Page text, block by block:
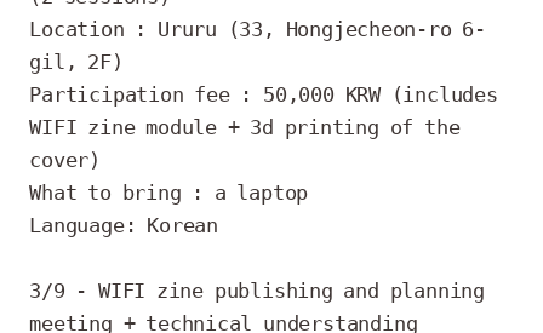
Location : Ururu (33, Hongjecheon-ro 6-
gil, 2F)
Participation fee : 50,000 KRW (includes
WIFI zine module + 3d printing of the
cover)
What to bring : a laptop
Language: Korean
3/9 - WIFI zine publishing and planning
meeting + technical understanding